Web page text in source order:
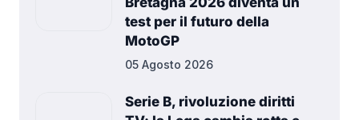
Bretagna 2026 diventa un
test per il futuro della
MotoGP
05 Agosto 2026
Serie B, rivoluzione diritti